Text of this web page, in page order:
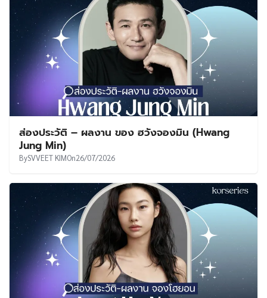
ส่องประวัติ – ผลงาน ของ ฮวังจองมิน (Hwang
Jung Min)
BySVVEET KIMOn26/07/2026